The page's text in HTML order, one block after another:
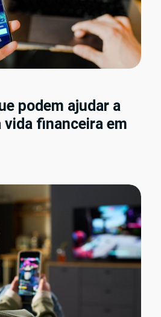
podem ajudar a
vida financeira em